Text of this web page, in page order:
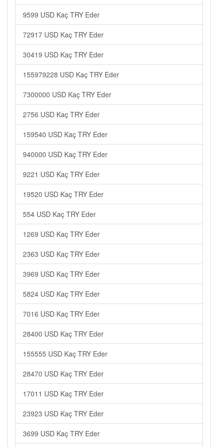
9599 USD Kaç TRY Eder
72917 USD Kaç TRY Eder
30419 USD Kaç TRY Eder
155979228 USD Kaç TRY Eder
7300000 USD Kaç TRY Eder
2756 USD Kaç TRY Eder
159540 USD Kaç TRY Eder
940000 USD Kaç TRY Eder
9221 USD Kaç TRY Eder
19520 USD Kaç TRY Eder
554 USD Kaç TRY Eder
1269 USD Kaç TRY Eder
2363 USD Kaç TRY Eder
3969 USD Kaç TRY Eder
5824 USD Kaç TRY Eder
7016 USD Kaç TRY Eder
28400 USD Kaç TRY Eder
155555 USD Kaç TRY Eder
28470 USD Kaç TRY Eder
17011 USD Kaç TRY Eder
23923 USD Kaç TRY Eder
3699 USD Kaç TRY Eder